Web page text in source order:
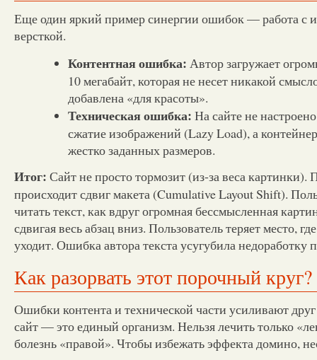
Еще один яркий пример синергии ошибок — работа с
версткой.
Контентная ошибка: Автор загружает
10 мегабайт, которая не несет никакой
добавлена «для красоты».
Техническая ошибка: На сайте не
сжатие изображений (Lazy Load), а
жестко заданных размеров.
Итог: Сайт не просто тормозит (из-за веса картинки).
происходит сдвиг макета (Cumulative Layout Shift).
читать текст, как вдруг огромная бессмысленная
сдвигая весь абзац вниз. Пользователь теряет место,
уходит. Ошибка автора текста усугубила недоработку
Как разорвать этот порочный круг?
Ошибки контента и технической части усиливают
сайт — это единый организм. Нельзя лечить только
болезнь «правой». Чтобы избежать эффекта домино,